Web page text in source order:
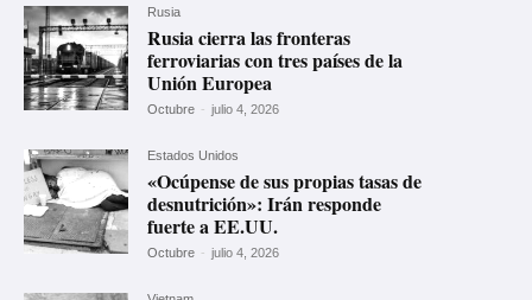
Rusia
Rusia cierra las fronteras
ferroviarias con tres países de la
Unión Europea
Octubre - julio 4, 2026
Estados Unidos
«Ocúpense de sus propias tasas de
desnutrición»: Irán responde
fuerte a EE.UU.
Octubre - julio 4, 2026